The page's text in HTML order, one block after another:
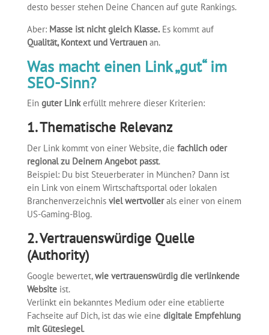
desto besser stehen Deine Chancen auf gute Rankings.
Aber: Masse ist nicht gleich Klasse.Es kommt auf
Qualität, Kontext und Vertrauenan.
Was macht einen Link „gut“ im
SEO-Sinn?
Ein guter Linkerfüllt mehrere dieser Kriterien:
1. Thematische Relevanz
Der Link kommt von einer Website, die fachlich oder
regional zu Deinem Angebot passt.
Beispiel: Du bist Steuerberater in München? Dann ist
ein Link von einem Wirtschaftsportal oder lokalen
Branchenverzeichnis viel wertvollerals einer von einem
US-Gaming-Blog.
2. Vertrauenswürdige Quelle
(Authority)
Google bewertet,wie vertrauenswürdig die verlinkende
Websiteist.
Verlinkt ein bekanntes Medium oder eine etablierte
Fachseite auf Dich, ist das wie eine digitale Empfehlung
mit Gütesiegel.